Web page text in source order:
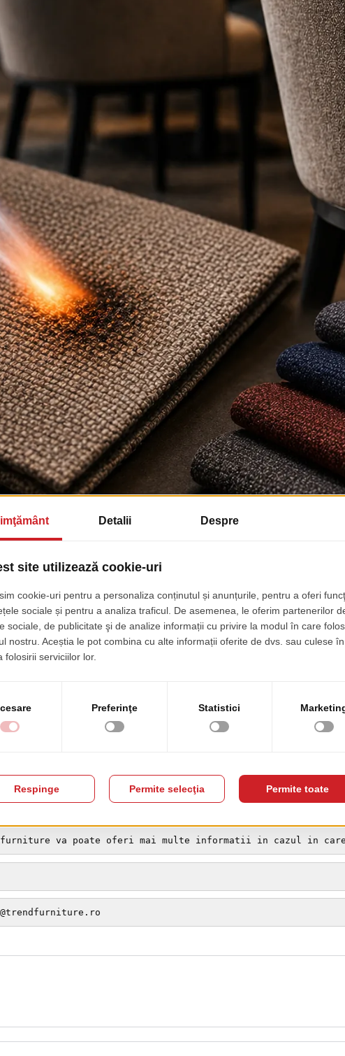
important lucru este siguranta acestuia si a clientilor, iar in cele ce urmeaza
un material care se aprinde si arde foarte greu, sau care nu arde deloc,
de a acoperi sau a impregna un material combustibil cu materiale ignifuge,
alte masuri de protectie la foc, cum ar fi: instalatii de semnalizare, instalatii
Se simuleaza constructia unui scaun si materialul textil ales, apoi se
ca la TRENDfurniture, puteti opta si pentru acest tip de materiale
euro/ metru mai mare decat materialul standard
sa fie mai mare de 200-500 metri in functie de producator
3 saptamani fata de materialul standard.
va poate oferi mai multe informatii in cazul in